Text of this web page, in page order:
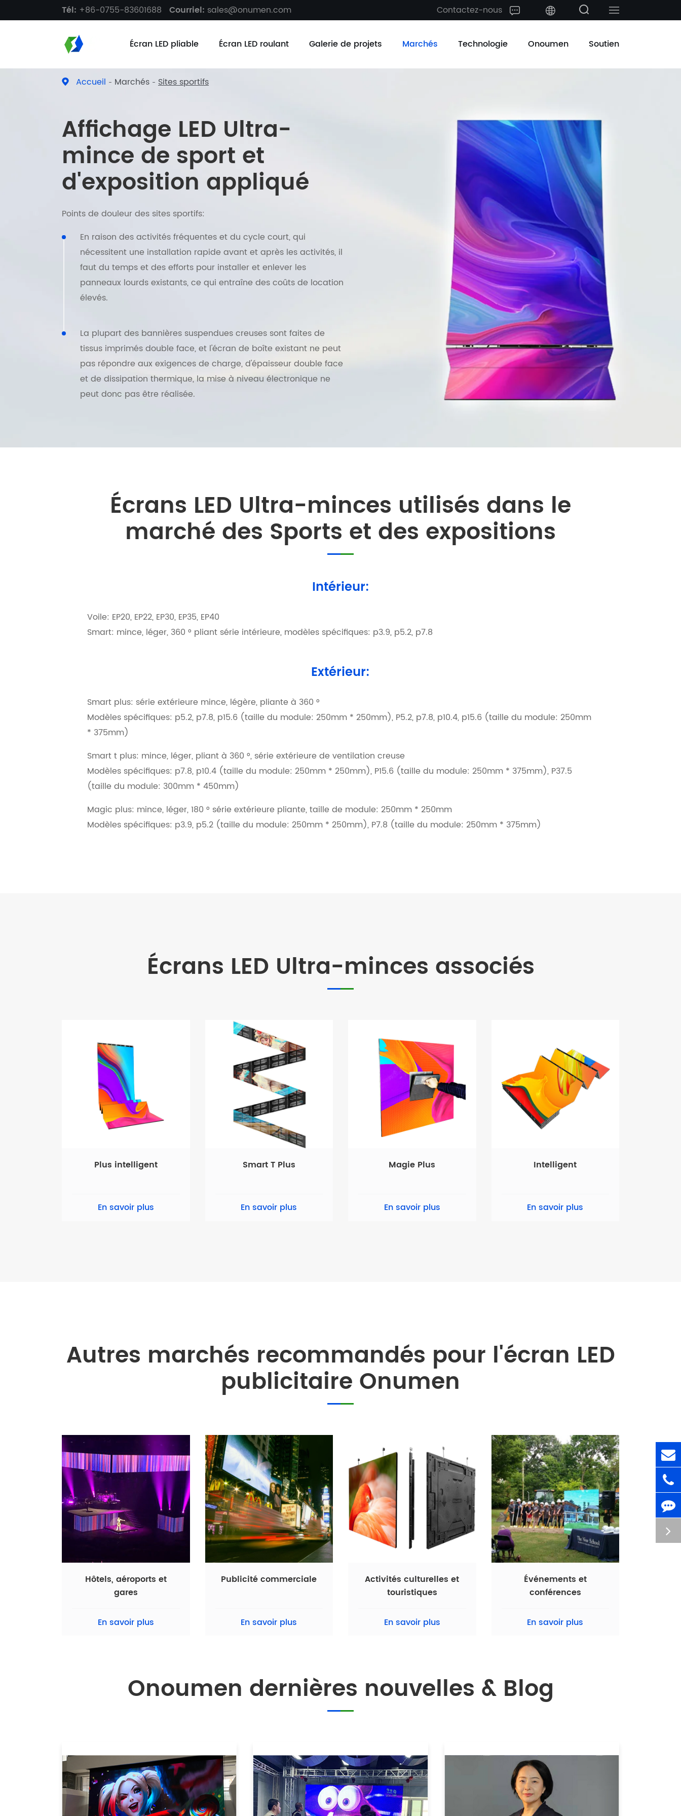
Tél: +86-0755-83601688 Courriel: sales@onumen.com
Contactez-nous
français
Deutsch
русский
português
العربية
Nederland
Écran LED pliable Écran LED roulant Galerie de projets Marchés Technologie Onoumen Soutien
Accueil Marchés Sites sportifs
Affichage LED Ultra-
mince de sport et
d'exposition appliqué
Points de douleur des sites sportifs:
En raison des activités fréquentes et du cycle court, qui
nécessitent une installation rapide avant et après les activités, il
faut du temps et des efforts pour installer et enlever les
panneaux lourds existants, ce qui entraîne des coûts de location
élevés.
La plupart des bannières suspendues creuses sont faites de
tissus imprimés double face, et l'écran de boîte existant ne peut
pas répondre aux exigences de charge, d'épaisseur double face
et de dissipation thermique, la mise à niveau électronique ne
peut donc pas être réalisée.
Écrans LED Ultra-minces utilisés dans le
marché des Sports et des expositions
Intérieur:
Voile: EP20, EP22, EP30, EP35, EP40
Smart: mince, léger, 360 ° pliant série intérieure, modèles spécifiques: p3.9, p5.2, p7.8
Extérieur:
Smart plus: série extérieure mince, légère, pliante à 360 °
Modèles spécifiques: p5.2, p7.8, p15.6 (taille du module: 250mm * 250mm), P5.2, p7.8, p10.4, p15.6 (taille du module: 250mm
* 375mm)
Smart t plus: mince, léger, pliant à 360 °, série extérieure de ventilation creuse
Modèles spécifiques: p7.8, p10.4 (taille du module: 250mm * 250mm), P15.6 (taille du module: 250mm * 375mm), P37.5
(taille du module: 300mm * 450mm)
Magic plus: mince, léger, 180 ° série extérieure pliante, taille de module: 250mm * 250mm
Modèles spécifiques: p3.9, p5.2 (taille du module: 250mm * 250mm), P7.8 (taille du module: 250mm * 375mm)
Écrans LED Ultra-minces associés
Plus intelligent
En savoir plus
Smart T Plus
En savoir plus
Magie Plus
En savoir plus
Intelligent
En savoir plus
Autres marchés recommandés pour l'écran LED
publicitaire Onumen
Hôtels, aéroports et
gares
En savoir plus
Publicité commerciale
En savoir plus
Activités culturelles et
touristiques
En savoir plus
Événements et
conférences
En savoir plus
Onoumen dernières nouvelles & Blog